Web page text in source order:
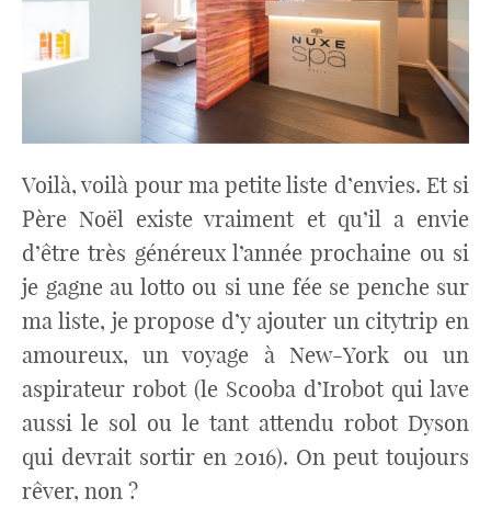
Voilà, voilà pour ma petite liste d’envies. Et si
Père Noël existe vraiment et qu’il a envie
d’être très généreux l’année prochaine ou si
je gagne au lotto ou si une fée se penche sur
ma liste, je propose d’y ajouter un citytrip en
amoureux, un voyage à New-York ou un
aspirateur robot (le Scooba d’Irobot qui lave
aussi le sol ou le tant attendu robot Dyson
qui devrait sortir en 2016). On peut toujours
rêver, non ?